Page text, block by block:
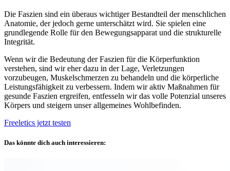
Die Faszien sind ein überaus wichtiger Bestandteil der menschlichen
Anatomie, der jedoch gerne unterschätzt wird. Sie spielen eine
grundlegende Rolle für den Bewegungsapparat und die strukturelle
Integrität.
Wenn wir die Bedeutung der Faszien für die Körperfunktion
verstehen, sind wir eher dazu in der Lage, Verletzungen
vorzubeugen, Muskelschmerzen zu behandeln und die körperliche
Leistungsfähigkeit zu verbessern. Indem wir aktiv Maßnahmen für
gesunde Faszien ergreifen, entfesseln wir das volle Potenzial unseres
Körpers und steigern unser allgemeines Wohlbefinden.
Freeletics jetzt testen
Das könnte dich auch interessieren: